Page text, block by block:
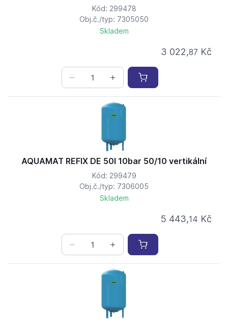
Kód: 299478
Obj.č./typ: 7305050
Skladem
3 022,87 Kč
AQUAMAT REFIX DE 50l 10bar 50/10 vertikální
Kód: 299479
Obj.č./typ: 7306005
Skladem
5 443,14 Kč